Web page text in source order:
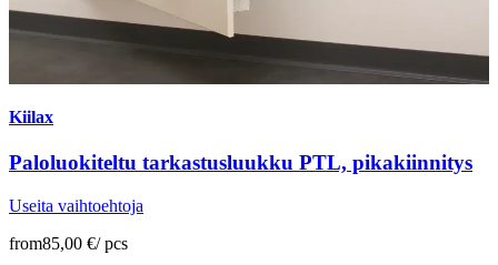
Kiilax
Paloluokiteltu tarkastusluukku PTL, pikakiinnitys
Useita vaihtoehtoja
from85,00 €/ pcs